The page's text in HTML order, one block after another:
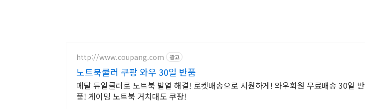
http://www.coupang.com 광고
노트북쿨러 쿠팡 와우 30일 반품
메탈 듀얼쿨러로 노트북 발열 해결! 로켓배송으로 시원하게! 와우회원 무료배송 30일 반
품! 게이밍 노트북 거치대도 쿠팡!